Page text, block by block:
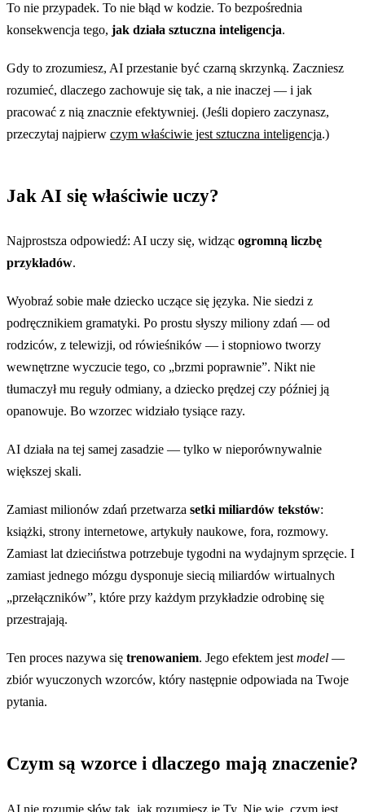
To nie przypadek. To nie błąd w kodzie. To bezpośrednia
konsekwencja tego, jak działa sztuczna inteligencja.
Gdy to zrozumiesz, AI przestanie być czarną skrzynką. Zaczniesz
rozumieć, dlaczego zachowuje się tak, a nie inaczej — i jak
pracować z nią znacznie efektywniej. (Jeśli dopiero zaczynasz,
przeczytaj najpierw czym właściwie jest sztuczna inteligencja.)
Jak AI się właściwie uczy?
Najprostsza odpowiedź: AI uczy się, widząc ogromną liczbę
przykładów.
Wyobraź sobie małe dziecko uczące się języka. Nie siedzi z
podręcznikiem gramatyki. Po prostu słyszy miliony zdań — od
rodziców, z telewizji, od rówieśników — i stopniowo tworzy
wewnętrzne wyczucie tego, co „brzmi poprawnie”. Nikt nie
tłumaczył mu reguły odmiany, a dziecko prędzej czy później ją
opanowuje. Bo wzorzec widziało tysiące razy.
AI działa na tej samej zasadzie — tylko w nieporównywalnie
większej skali.
Zamiast milionów zdań przetwarza setki miliardów tekstów:
książki, strony internetowe, artykuły naukowe, fora, rozmowy.
Zamiast lat dzieciństwa potrzebuje tygodni na wydajnym sprzęcie. I
zamiast jednego mózgu dysponuje siecią miliardów wirtualnych
„przełączników”, które przy każdym przykładzie odrobinę się
przestrajają.
Ten proces nazywa się trenowaniem. Jego efektem jestmodel —
zbiór wyuczonych wzorców, który następnie odpowiada na Twoje
pytania.
Czym są wzorce i dlaczego mają znaczenie?
AI nie rozumie słów tak, jak rozumiesz je Ty. Nie wie, czym jest